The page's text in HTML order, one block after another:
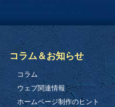
コラム＆お知らせ
コラム
ウェブ関連情報
ホームページ制作のヒント